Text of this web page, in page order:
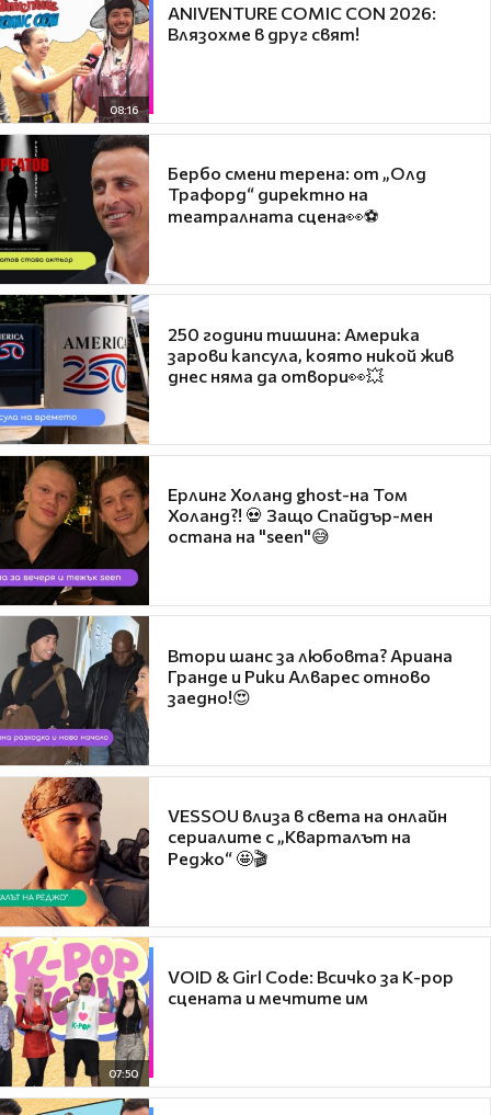
08:16
ANIVENTURE COMIC CON 2026:
Влязохме в друг свят!
Бербо смени терена: от „Олд
Трафорд“ директно на
театралната сцена👀⚽
250 години тишина: Америка
зарови капсула, която никой жив
днес няма да отвори👀💥
Ерлинг Холанд ghost-на Том
Холанд?! 💀 Защо Спайдър-мен
остана на "seen"😅
Втори шанс за любовта? Ариана
Гранде и Рики Алварес отново
заедно!😍
VESSOU влиза в света на онлайн
сериалите с „Кварталът на
Реджо“ 🤩🎬
07:50
VOID & Girl Code: Всичко за K-pop
сцената и мечтите им